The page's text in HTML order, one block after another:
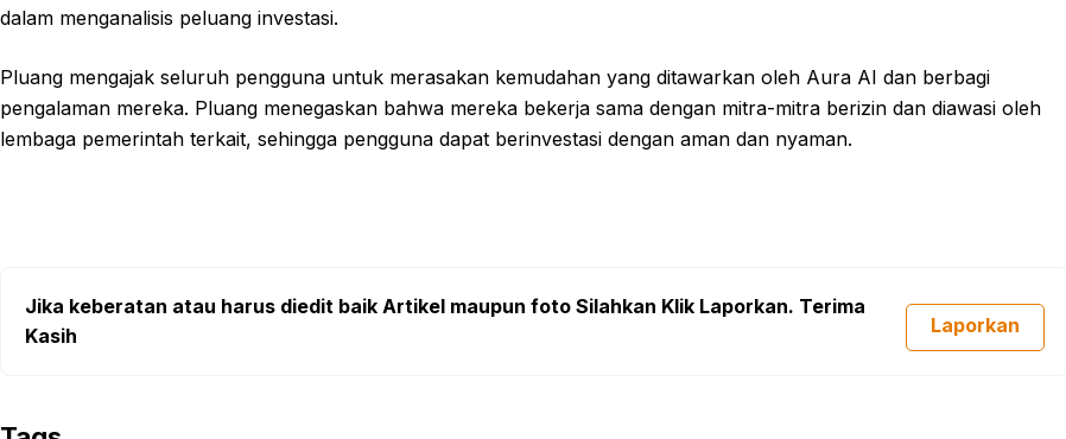
dalam menganalisis peluang investasi.
Pluang mengajak seluruh pengguna untuk merasakan kemudahan yang ditawarkan oleh Aura AI dan berbagi
pengalaman mereka. Pluang menegaskan bahwa mereka bekerja sama dengan mitra-mitra berizin dan diawasi oleh
lembaga pemerintah terkait, sehingga pengguna dapat berinvestasi dengan aman dan nyaman.
Jika keberatan atau harus diedit baik Artikel maupun foto Silahkan Klik Laporkan. Terima
Kasih
Laporkan